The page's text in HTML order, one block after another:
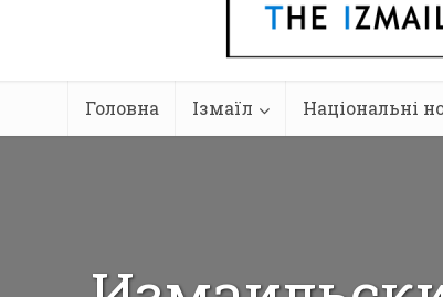
Головна Ізмаїл Національні